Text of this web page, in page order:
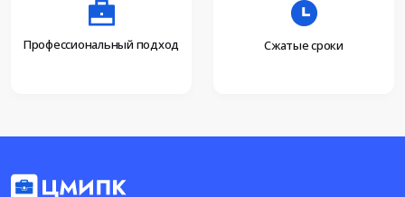
Профессиональный подход Сжатые сроки